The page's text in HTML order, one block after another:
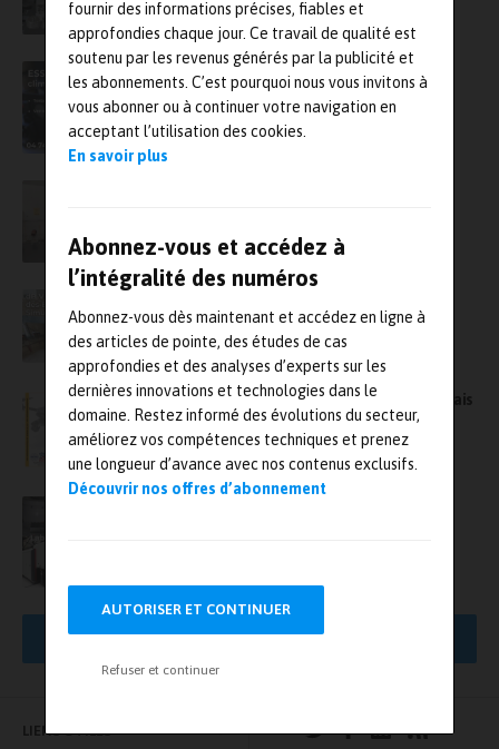
fournir des informations précises, fiables et
approfondies chaque jour. Ce travail de qualité est
soutenu par les revenus générés par la publicité et
les abonnements. C’est pourquoi nous vous invitons à
vous abonner ou à continuer votre navigation en
acceptant l’utilisation des cookies.
En savoir plus
Abonnez-vous et accédez à
l’intégralité des numéros
Abonnez-vous dès maintenant et accédez en ligne à
des articles de pointe, des études de cas
approfondies et des analyses d’experts sur les
dernières innovations et technologies dans le
domaine. Restez informé des évolutions du secteur,
améliorez vos compétences techniques et prenez
une longueur d’avance avec nos contenus exclusifs.
Découvrir nos offres d’abonnement
AUTORISER ET CONTINUER
Refuser et continuer
Focus sur les essais combinés vibratoires et
climatiques
Essais et de la simulation – Astelab
DIXI Microtechniques : des prestations d’essais
et de simulation pour les systèmes critiques
AFFICHER PLUS DE RÉSULTATS
LIENS UTILES